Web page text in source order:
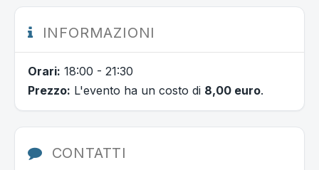
INFORMAZIONI
Orari: 18:00 - 21:30
Prezzo: L'evento ha un costo di 8,00 euro.
CONTATTI